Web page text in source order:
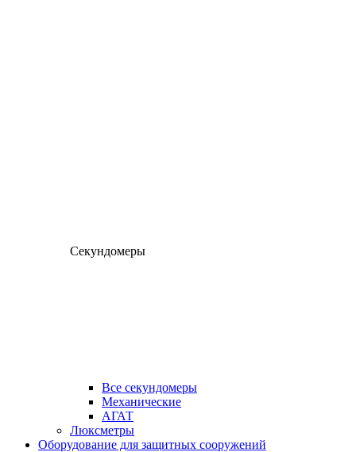
Секундомеры
Все секундомеры
Механические
АГАТ
Люксметры
Оборудование для защитных сооружений